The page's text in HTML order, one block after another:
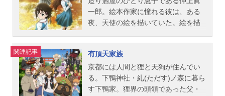
子軒：文曄星堂本仁：安元洋貴花咲
薫：山谷祥生高城さつき：甲斐田裕
子坂東晴子：藤村歩酒井千裕：宇山
玲加スタッフ原作：朝井リョウ「チ
間航行を可能とする宇宙戦艦を建造
し、ガミラスの攻撃によって汚染さ
れた地球を浄化再生させるシステム
を受け取りに行くという計画だっ
艦の名は「ヤマト」。しかし、人類
に残された猶予はあと一年しかな
い。ヤマトは果たして人類を救うこ
とができるのか。作品名宇宙戦艦ヤ
一郎。絵本作家に憧れる彼は、ある
夜、天使の絵を描いていた。絵を描
つしか天使の鮮明なイメージが浮か
ぶ。その天使はふわりとした巻き毛
の、あどけない少女だった。翌日、
学校の裏庭を通り抜けようとした眞
一郎は、樹上から鼻歌が聞こえてく
関連記事
有頂天家族
京都には人間と狸と天狗が住んでい
る。下鴨神社・糺(ただす)ノ森に暮ら
す下鴨家。狸界の頭領であった父・